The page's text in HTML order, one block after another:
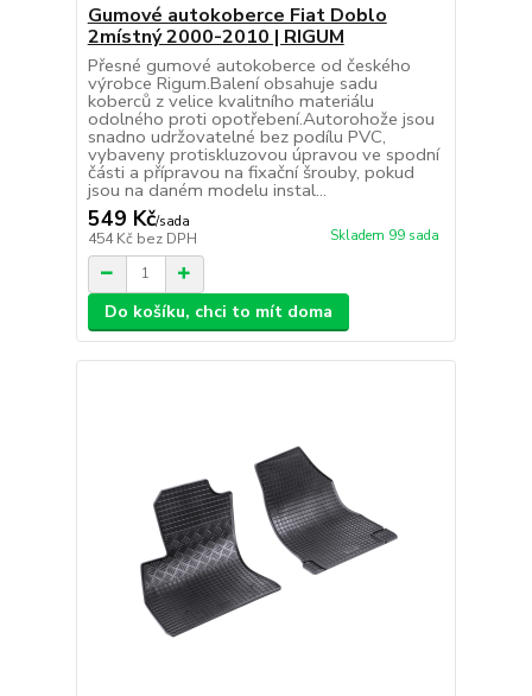
Gumové autokoberce Fiat Doblo
2místný 2000-2010 | RIGUM
Přesné gumové autokoberce od českého
výrobce Rigum.Balení obsahuje sadu
koberců z velice kvalitního materiálu
odolného proti opotřebení.Autorohože jsou
snadno udržovatelné bez podílu PVC,
vybaveny protiskluzovou úpravou ve spodní
části a přípravou na fixační šrouby, pokud
jsou na daném modelu instal...
549 Kč/sada
454 Kč bez DPH Skladem 99 sada
Do košíku, chci to mít doma